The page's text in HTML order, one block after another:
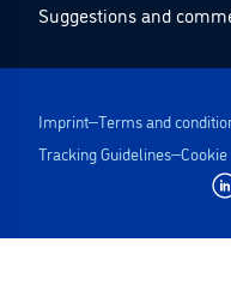
Suggestions and
Imprint Terms and
Tracking Guidelines